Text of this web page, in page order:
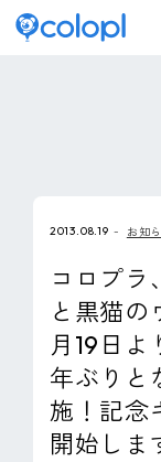
IR情報
採用情報
サステナビリティ
2013.08.19 お知
コロプラ
と黒猫の
月19日よ
年ぶりと
施！記念
開始しま